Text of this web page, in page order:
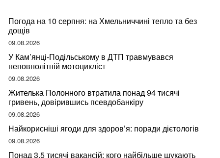
Погода на 10 серпня: на Хмельниччині тепло та без
дощів
09.08.2026
У Кам’янці-Подільському в ДТП травмувався
неповнолітній мотоцикліст
09.08.2026
Жителька Полонного втратила понад 94 тисячі
гривень, довірившись псевдобанкіру
09.08.2026
Найкорисніші ягоди для здоров’я: поради дієтологів
09.08.2026
Понад 3,5 тисячі вакансій: кого найбільше шукають